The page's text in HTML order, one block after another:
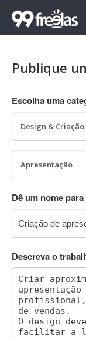
Publique
Escolha uma
Dê um nome
Descreva o